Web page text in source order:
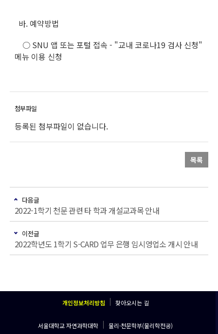
바. 예약방법
○ SNU 앱 또는 포털 접속 - "교내 코로나19 검사 신청"
메뉴 이용 신청
등록된 첨부파일이 없습니다.
목록
다음글
2022-1학기 천문 관련 타 학과 개설교과목 안내
이전글
2022학년도 1학기 S-CARD 업무 은행 임시영업소 개시 안내
개인정보처리방침 찾아오시는 길
서울대학교 자연과학대학 물리·천문학부(물리학전공)